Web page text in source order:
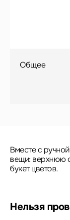
Общее
Вместе с
вещи: верхнюю
букет цветов.
Нельзя